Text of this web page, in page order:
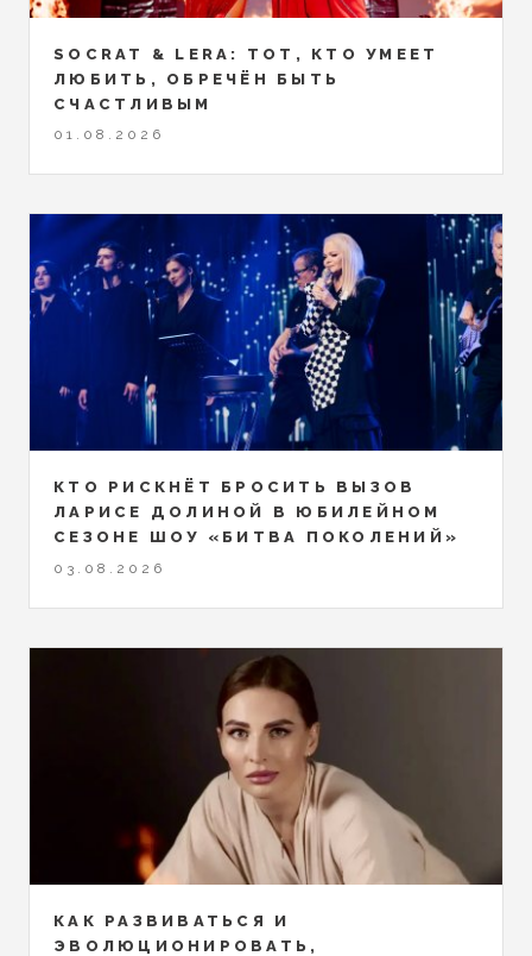
SOCRAT & LERA: ТОТ, КТО УМЕЕТ
ЛЮБИТЬ, ОБРЕЧЁН БЫТЬ
СЧАСТЛИВЫМ
01.08.2026
КТО РИСКНЁТ БРОСИТЬ ВЫЗОВ
ЛАРИСЕ ДОЛИНОЙ В ЮБИЛЕЙНОМ
СЕЗОНЕ ШОУ «БИТВА ПОКОЛЕНИЙ»
03.08.2026
КАК РАЗВИВАТЬСЯ И
ЭВОЛЮЦИОНИРОВАТЬ,